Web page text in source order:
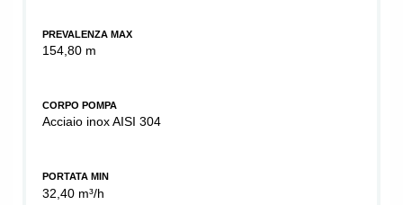
PREVALENZA MAX
154,80 m
CORPO POMPA
Acciaio inox AISI 304
PORTATA MIN
32,40 m³/h